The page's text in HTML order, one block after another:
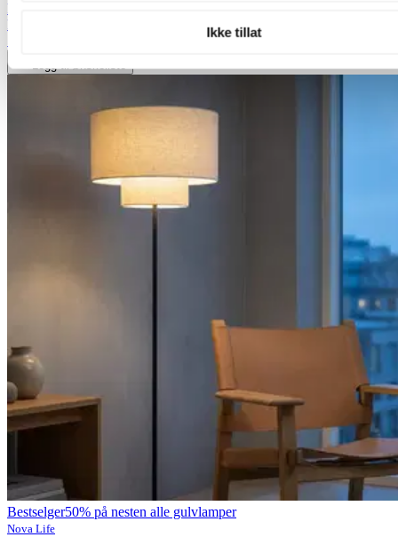
Ikke tillat
kr 719,-
kr 2 399,-
Legg til ønskeliste
Bestselger50% på nesten alle gulvlamper
Nova Life